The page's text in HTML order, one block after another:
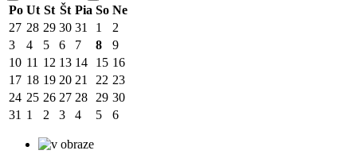
Po Ut St Št Pia So Ne
27 28 29 30 31 1
2
3
4 5 6 7 8
9
10 11 12 13 14 15 16
17 18 19 20 21 22 23
24 25 26 27 28 29 30
31 1 2 3 4 5 6